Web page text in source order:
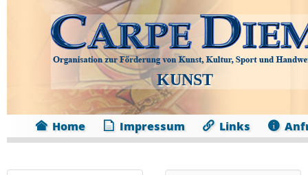
KUNST
Home Impressum Links